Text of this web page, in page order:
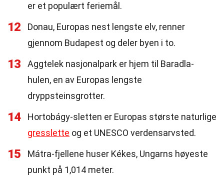
er et populært feriemål.
12
Donau, Europas nest lengste elv, renner
gjennom Budapest og deler byen i to.
13
Aggtelek nasjonalpark er hjem til Baradla-
hulen, en av Europas lengste
dryppsteinsgrotter.
14
Hortobágy-sletten er Europas største naturlige
gresslette og et UNESCO verdensarvsted.
15
Mátra-fjellene huser Kékes, Ungarns høyeste
punkt på 1,014 meter.